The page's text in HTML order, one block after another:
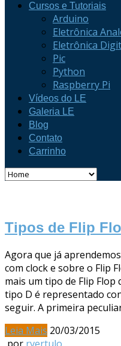
Cursos e Tutoriais
Arduino
Eletrônica
Eletrônica
Pic
Python
Raspberry Pi
Vídeos do LE
Galeria LE
Blog
Contato
Carrinho
Tipos de Flip
Agora que já
com clock e sobre o Flip
mais um tipo de Flip
tipo D é representado
seguir. A primeira
Leia Mais 20/03/2015